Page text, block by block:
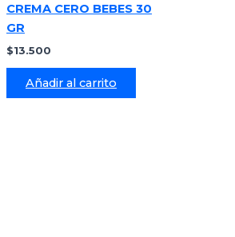
CREMA CERO BEBES 30
GR
$13.500
Añadir al carrito